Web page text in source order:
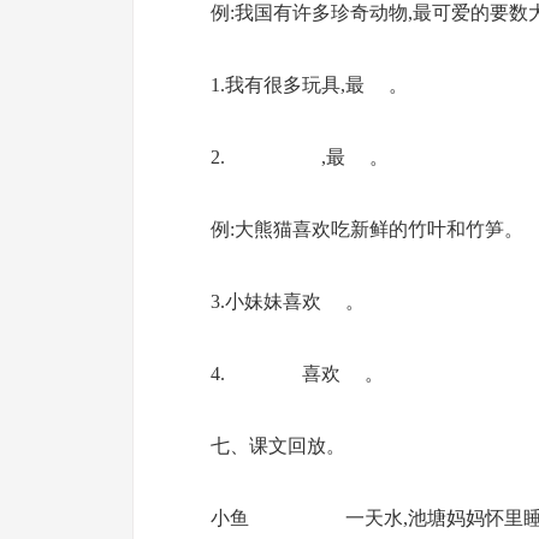
例:我国有许多珍奇动物,最可爱的要数
1.我有很多玩具,最 。
2. ,最 。
例:大熊猫喜欢吃新鲜的竹叶和竹笋。
3.小妹妹喜欢 。
4. 喜欢 。
七、课文回放。
小鱼 一天水,池塘妈妈怀里睡